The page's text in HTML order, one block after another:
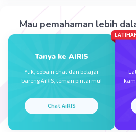
Mau pemahaman lebih
Tanya ke AiRIS
Yuk, cobain chat dan belajar
bareng AiRIS, teman pintarmu!
Chat AiRIS